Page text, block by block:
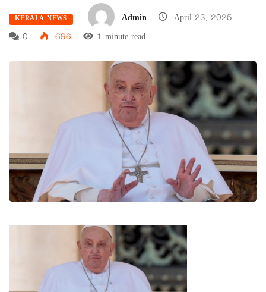
KERALA NEWS Admin
April 23, 2025
0
696 1 minute read